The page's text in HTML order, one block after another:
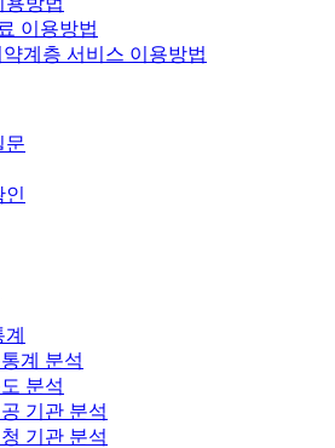
이용방법
계층 서비스 이용방법
문
인
계 분석
분석
기관 분석
기관 분석